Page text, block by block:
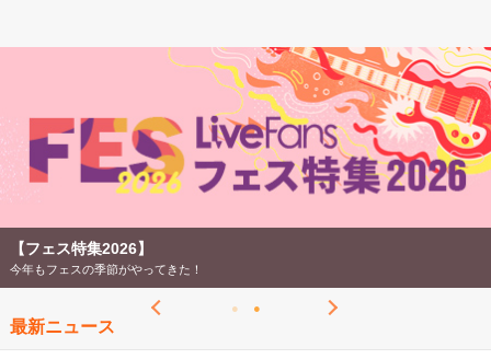
【フェス特集2026】
今年もフェスの季節がやってきた！
最新ニュース